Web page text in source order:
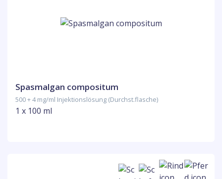
Spasmalgan compositum
500 + 4 mg/ml Injektionslösung (Durchst.flasche)
1 x 100 ml